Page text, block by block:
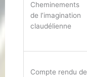
Cheminements
de l’imagination
claudélienne
Compte rendu de